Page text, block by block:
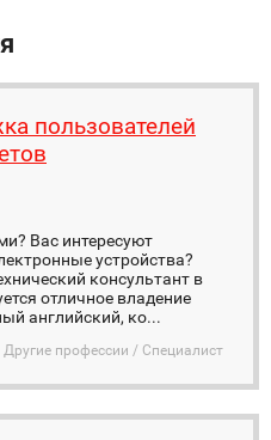
пользователей
Вас интересуют
устройства?
консультант в
отличное владение
английский, ко...
Другие профессии / Специалист